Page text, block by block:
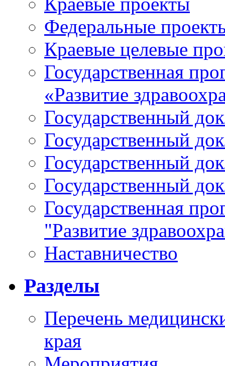
Федеральные
Краевые целевые
Государственная
«Развитие
Государственный
Государственный
Государственный
Государственный
Государственная
"Развитие
Наставничество
Разделы
Перечень
края